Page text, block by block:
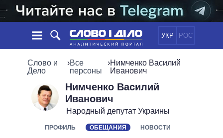
УКР РОС
НОВОСТИ
ЛЕНТА
СОБЫТИЯ
МНЕНИЯ
ПОЛИТИКА
ОБЩЕСТВО
МИР
ОБЕЩАНИЯ
ПОЛИТИКИ
ВСЕ ПОЛИТИКИИНФОГРАФИКА
Слово и
Дело
›Все
персоны
›Нимченко Василий
Иванович
Нимченко Василий
Иванович
Народный депутат Украины
ПРОФИЛЬ ОБЕЩАНИЯ НОВОСТИ